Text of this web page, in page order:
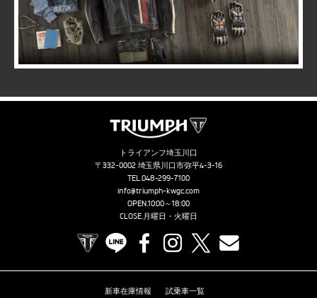
トライアンフ埼玉川口
〒332-0002 埼玉県川口市弥平4-3-16
TEL.048-299-7100
info@triumph-kwgc.com
OPEN.10:00～18:00
CLOSE.月曜日・火曜日
TRIUMPH OFFICIAL SITE
LINE FacebookInstagram
新車在庫情報
試乗車一覧